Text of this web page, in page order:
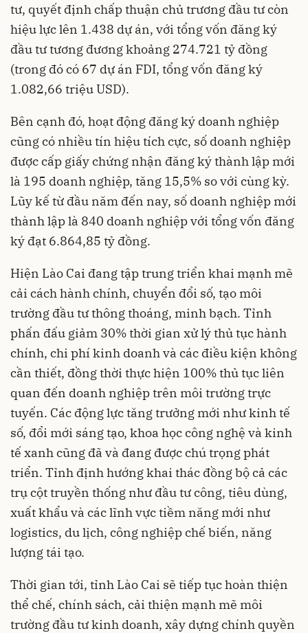
tư, quyết định chấp thuận chủ trương đầu tư còn
hiệu lực lên 1.438 dự án, với tổng vốn đăng ký
đầu tư tương đương khoảng 274.721 tỷ đồng
(trong đó có 67 dự án FDI, tổng vốn đăng ký
1.082,66 triệu USD).
Bên cạnh đó, hoạt động đăng ký doanh nghiệp
cũng có nhiều tín hiệu tích cực, số doanh nghiệp
được cấp giấy chứng nhận đăng ký thành lập mới
là 195 doanh nghiệp, tăng 15,5% so với cùng kỳ.
Lũy kế từ đầu năm đến nay, số doanh nghiệp mới
thành lập là 840 doanh nghiệp với tổng vốn đăng
ký đạt 6.864,85 tỷ đồng.
Hiện Lào Cai đang tập trung triển khai mạnh mẽ
cải cách hành chính, chuyển đổi số, tạo môi
trường đầu tư thông thoáng, minh bạch. Tỉnh
phấn đấu giảm 30% thời gian xử lý thủ tục hành
chính, chi phí kinh doanh và các điều kiện không
cần thiết, đồng thời thực hiện 100% thủ tục liên
quan đến doanh nghiệp trên môi trường trực
tuyến. Các động lực tăng trưởng mới như kinh tế
số, đổi mới sáng tạo, khoa học công nghệ và kinh
tế xanh cũng đã và đang được chú trọng phát
triển. Tỉnh định hướng khai thác đồng bộ cả các
trụ cột truyền thống như đầu tư công, tiêu dùng,
xuất khẩu và các lĩnh vực tiềm năng mới như
logistics, du lịch, công nghiệp chế biến, năng
lượng tái tạo.
Thời gian tới, tỉnh Lào Cai sẽ tiếp tục hoàn thiện
thể chế, chính sách, cải thiện mạnh mẽ môi
trường đầu tư kinh doanh, xây dựng chính quyền